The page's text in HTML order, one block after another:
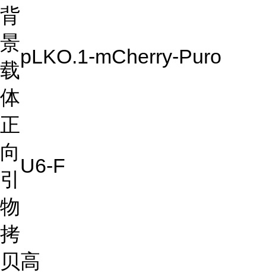
背
景
载
体
pLKO.1-mCherry-Puro
正
向
引
物
U6-F
拷
贝高